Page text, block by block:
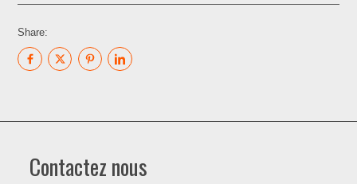
Share:
Contactez nous